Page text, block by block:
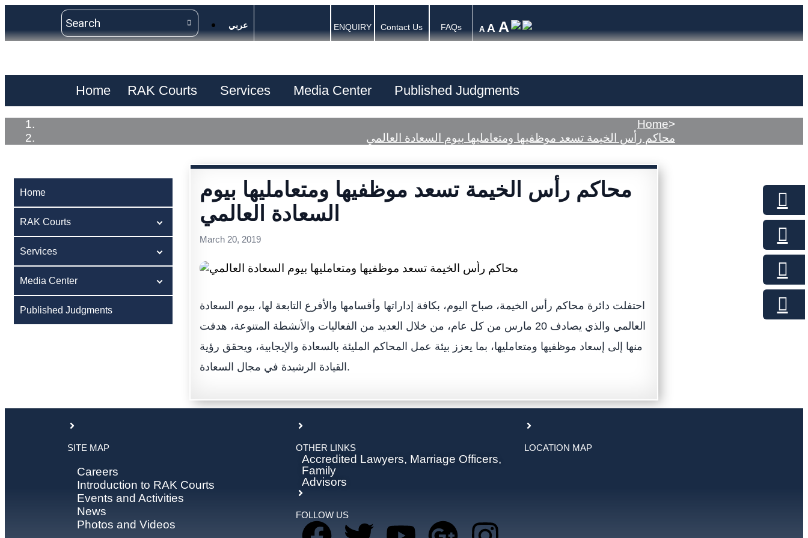
عربي ENQUIRY Contact Us FAQs A A A
Home RAK Courts Services Media Center Published Judgments
Home>
محاكم رأس الخيمة تسعد موظفيها ومتعامليها بيوم السعادة العالمي
Home
RAK Courts
Services
Media Center
Published Judgments
محاكم رأس الخيمة تسعد موظفيها ومتعامليها بيوم
السعادة العالمي
March 20, 2019
احتفلت دائرة محاكم رأس الخيمة، صباح اليوم، بكافة إداراتها وأقسامها والأفرع التابعة لها، بيوم السعادة
العالمي والذي يصادف 20 مارس من كل عام، من خلال العديد من الفعاليات والأنشطة المتنوعة، هدفت
منها إلى إسعاد موظفيها ومتعامليها، بما يعزز بيئة عمل المحاكم المليئة بالسعادة والإيجابية، ويحقق رؤية
القيادة الرشيدة في مجال السعادة.
SITE MAP
Careers
Introduction to RAK Courts
Events and Activities
News
Photos and Videos
OTHER LINKS
Accredited Lawyers, Marriage Officers,
Family
Advisors
FOLLOW US
LOCATION MAP